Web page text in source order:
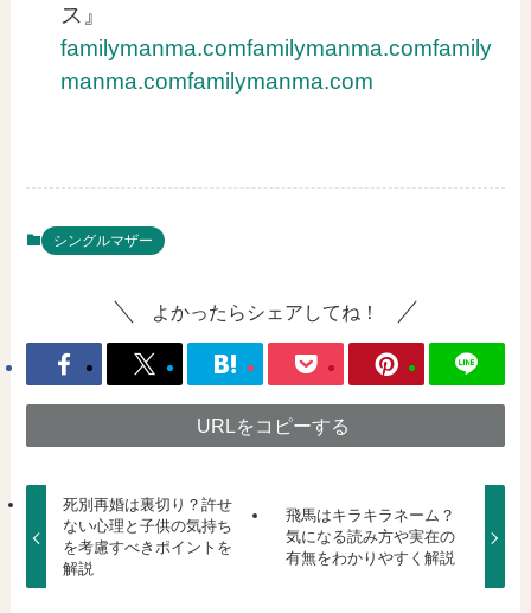
ス』
familymanma.comfamilymanma.comfamily
manma.comfamilymanma.com
シングルマザー
よかったらシェアしてね！
URLをコピーする
死別再婚は裏切り？許せ
ない心理と子供の気持ち
を考慮すべきポイントを
解説
飛馬はキラキラネーム？
気になる読み方や実在の
有無をわかりやすく解説